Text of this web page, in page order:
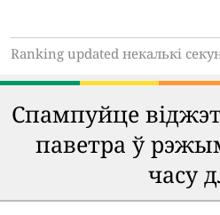
Ranking updated некалькі
Спампуйце віджэт
паветра ў
часу